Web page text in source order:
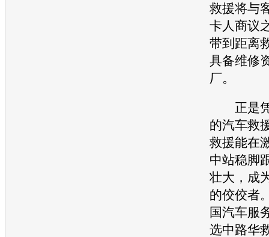
救援将与
卡人商议
带到距离
具备维修
厂。
正是凭
的汽车救
救援能在
中站稳脚
壮大，成
的佼佼者
国汽车服
选中路华